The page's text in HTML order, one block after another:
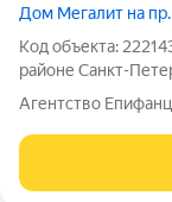
Дом Мегалит на
Код объекта:
районе Санкт-Петербурга Адрес: Россия,
улица Брянцева,
семьи? Эта
этаже может
Агентство